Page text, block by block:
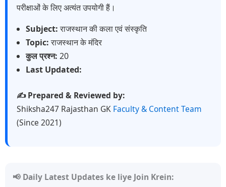
परीक्षाओं के लिए अत्यंत उपयोगी हैं।
Subject:राजस्थान की कला एवं संस्कृति
Topic:राजस्थान के मंदिर
कुल प्रश्न: 20
Last Updated:
✍️ Prepared & Reviewed by:
Shiksha247 Rajasthan GK Faculty & Content Team
(Since 2021)
📢 Daily Latest Updates ke liye Join Krein: